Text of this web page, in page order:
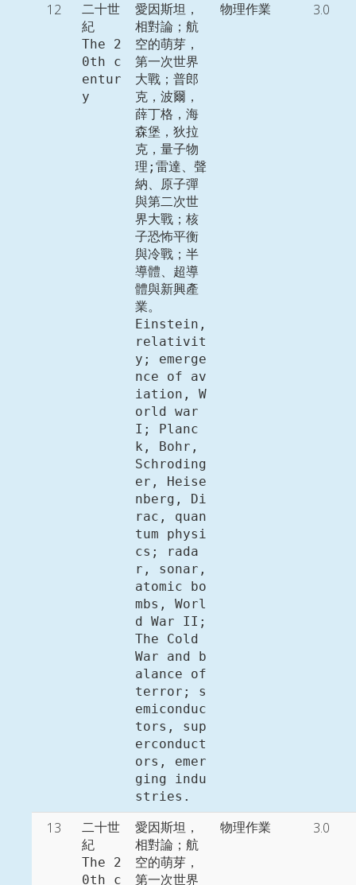
12
二十世
紀
The 2
0th c
entur
y
愛因斯坦，
相對論；航
空的萌芽，
第一次世界
大戰；普郎
克，波爾，
薛丁格，海
森堡，狄拉
克，量子物
理;雷達、聲
納、原子彈
與第二次世
界大戰；核
子恐怖平衡
與冷戰；半
導體、超導
體與新興產
業。
Einstein,
relativit
y; emerge
nce of av
iation, W
orld war
I; Planc
k, Bohr,
Schroding
er, Heise
nberg, Di
rac, quan
tum physi
cs; rada
r, sonar,
atomic bo
mbs, Worl
d War II;
The Cold
War and b
alance of
terror; s
emiconduc
tors, sup
erconduct
ors, emer
ging indu
stries.
物理作業 3.0
13
二十世
紀
The 2
0th c
愛因斯坦，
相對論；航
空的萌芽，
第一次世界
物理作業 3.0